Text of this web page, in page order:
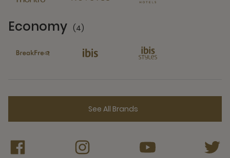
Economy (4)
See All Brands